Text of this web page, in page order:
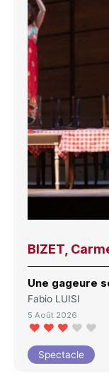
BIZET,
Une gageure
Fabio LUISI
5 Août 2026
Spectacle